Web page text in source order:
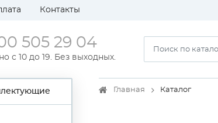
Контакты
505 29 04
с 10 до 19. Без выходных.
Главная Каталог